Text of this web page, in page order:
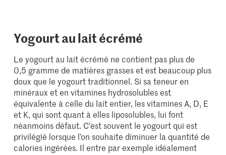
Yogourt au lait écrémé
Le yogourt au lait écrémé ne contient pas plus de
0,5 gramme de matières grasses et est beaucoup plus
doux que le yogourt traditionnel. Si sa teneur en
minéraux et en vitamines hydrosolubles est
équivalente à celle du lait entier, les vitamines A, D, E
et K, qui sont quant à elles liposolubles, lui font
néanmoins défaut. C'est souvent le yogourt qui est
privilégié lorsque l’on souhaite diminuer la quantité de
calories ingérées. Il entre par exemple idéalement